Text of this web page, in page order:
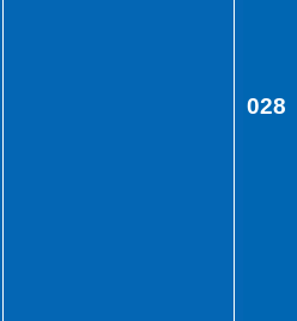
028